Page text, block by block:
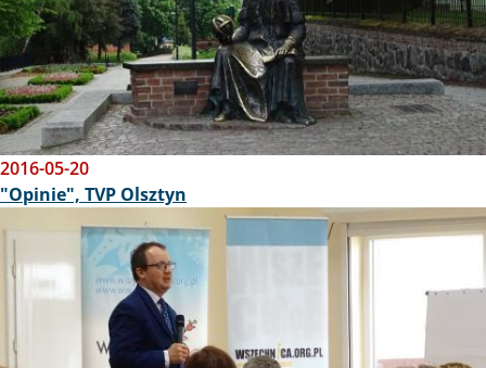
2016-05-20
"Opinie", TVP Olsztyn